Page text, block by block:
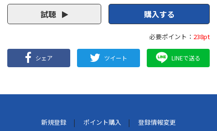
試聴 購入する
必要ポイント： 238pt
シェア ツイート LINEで送る
新規登録 ポイント購入
登録情報変更